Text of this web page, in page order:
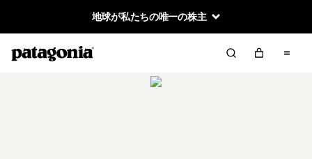
地球が私たちの唯一の株主